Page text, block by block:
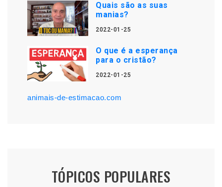
Quais são as suas
manias?
2022-01-25
O que é a esperança
para o cristão?
2022-01-25
animais-de-estimacao.com
TÓPICOS POPULARES